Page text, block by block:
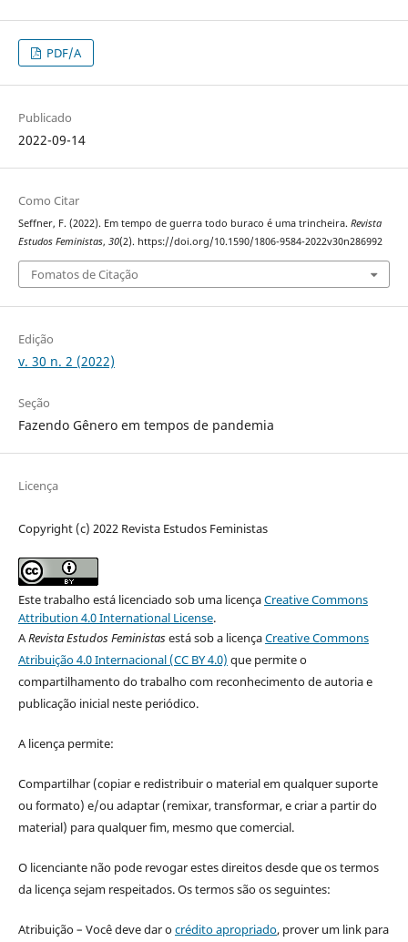
PDF/A
Publicado
2022-09-14
Como Citar
Seffner, F. (2022). Em tempo de guerra todo buraco é uma trincheira. Revista
Estudos Feministas, 30(2). https://doi.org/10.1590/1806-9584-2022v30n286992
Fomatos de Citação
Edição
v. 30 n. 2 (2022)
Seção
Fazendo Gênero em tempos de pandemia
Licença
Copyright (c) 2022 Revista Estudos Feministas
Este trabalho está licenciado sob uma licençaCreative Commons
Attribution 4.0 International License.
ARevista Estudos Feministasestá sob a licençaCreative Commons
Atribuição 4.0 Internacional (CC BY 4.0) que permite o
compartilhamento do trabalho com reconhecimento de autoria e
publicação inicial neste periódico.
A licença permite:
Compartilhar (copiar e redistribuir o material em qualquer suporte
ou formato) e/ou adaptar (remixar, transformar, e criar a partir do
material) para qualquer fim, mesmo que comercial.
O licenciante não pode revogar estes direitos desde que os termos
da licença sejam respeitados. Os termos são os seguintes:
Atribuição – Você deve dar ocrédito apropriado, prover um link para